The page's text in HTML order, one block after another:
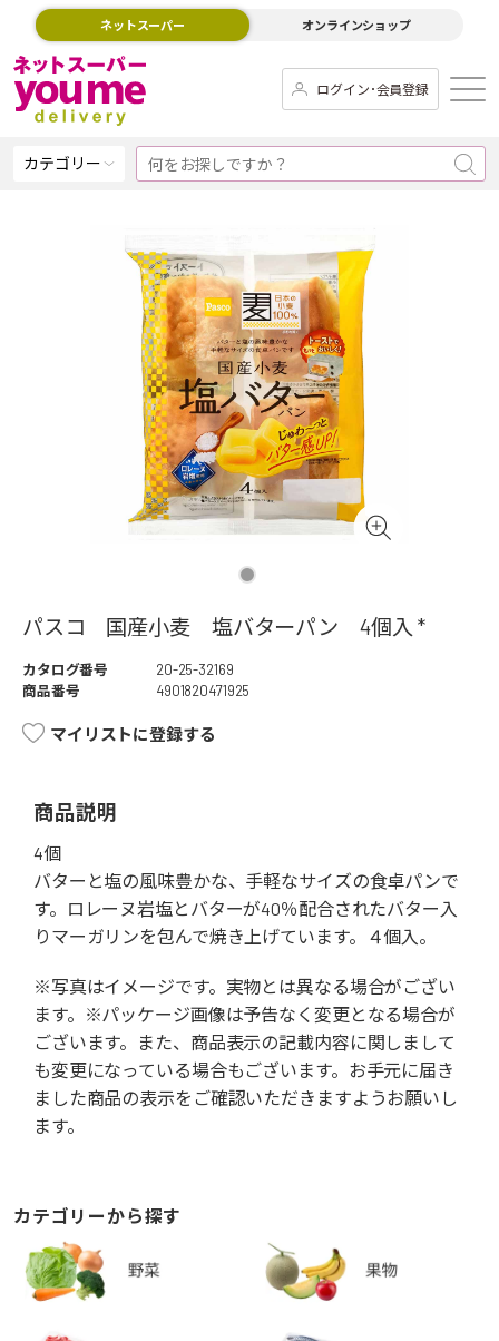
ネットスーパー オンラインショップ
ログイン･会員登録
カテゴリー
パスコ 国産小麦 塩バターパン 4個入 *
カタログ番号
20-25-32169
商品番号
4901820471925
マイリストに登録する
商品説明
4個
バターと塩の風味豊かな、手軽なサイズの食卓パンで
す。ロレーヌ岩塩とバターが40％配合されたバター入
りマーガリンを包んで焼き上げています。４個入。
※写真はイメージです。実物とは異なる場合がござい
ます。※パッケージ画像は予告なく変更となる場合が
ございます。また、商品表示の記載内容に関しまして
も変更になっている場合もございます。お手元に届き
ました商品の表示をご確認いただきますようお願いし
ます。
カテゴリーから探す